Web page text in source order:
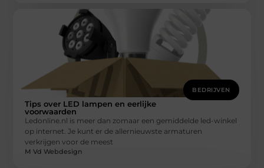
BEDRIJVEN
Tips over LED lampen en eerlijke
voorwaarden
Ledonline.nl is meer dan zomaar een gemiddelde led-winkel
op internet. Je kunt er de allernieuwste armaturen
verkrijgen voor de meest
M Vd Webdesign